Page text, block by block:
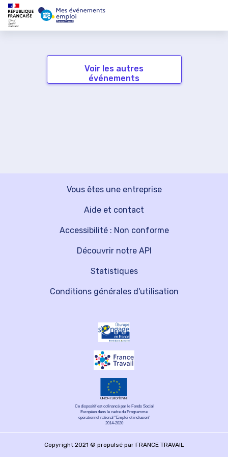
Voir les autres
événements
Vous êtes une entreprise
Découvrir notre API
Aide et contact
Statistiques
Accessibilité : Non conforme
Conditions générales d'utilisation
Ce dispositif est cofinancé par le Fonds Social
Européen dans le cadre du Programme
opérationnel national "Emploi et inclusion"
2014-2020
Copyright 2021 © propulsé par FRANCE TRAVAIL